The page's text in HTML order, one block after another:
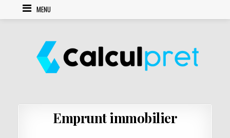
Skip to contentMENU
Emprunt immobilier